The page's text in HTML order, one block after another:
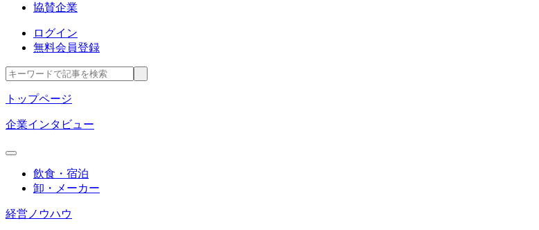
協賛企業
ログイン
無料会員登録
トップページ
企業インタビュー
飲食・宿泊
卸・メーカー
経営ノウハウ